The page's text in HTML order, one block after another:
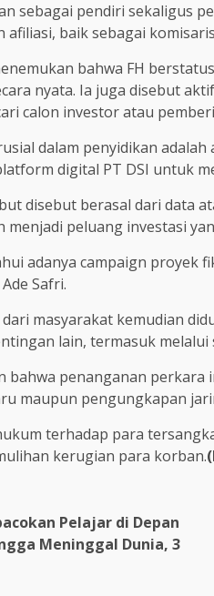
sebagai pendiri sekaligus
afiliasi, baik sebagai
bahwa FH
nyata. Ia juga disebut
calon investor atau
dalam penyidikan
digital PT DSI untuk
disebut berasal dari data
menjadi peluang investasi
adanya campaign proyek
Safri.
masyarakat kemudian
lain, termasuk melalui
bahwa penanganan
maupun pengungkapan
terhadap para
kerugian para korban.
Pelajar di Depan
Meninggal Dunia, 3